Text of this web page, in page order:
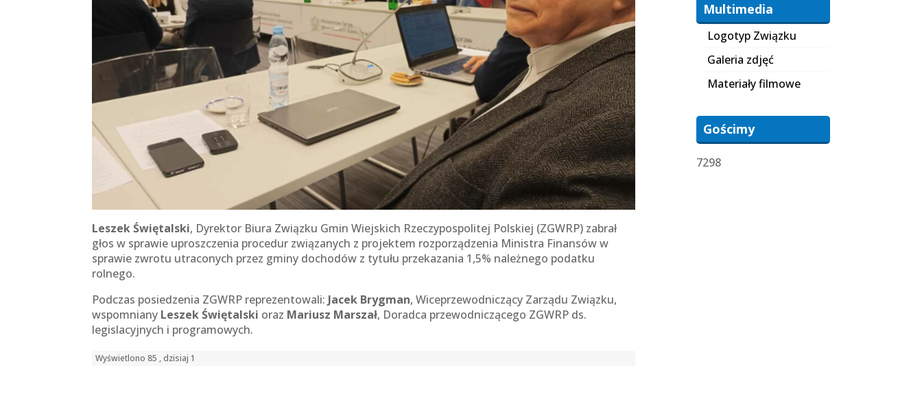
Leszek Świętalski, Dyrektor Biura Związku Gmin Wiejskich Rzeczypospolitej Polskiej (ZGWRP) zabrał
głos w sprawie uproszczenia procedur związanych z projektem rozporządzenia Ministra Finansów w
sprawie zwrotu utraconych przez gminy dochodów z tytułu przekazania 1,5% należnego podatku
rolnego.
Podczas posiedzenia ZGWRP reprezentowali: Jacek Brygman, Wiceprzewodniczący Zarządu Związku,
wspomniany Leszek Świętalski oraz Mariusz Marszał, Doradca przewodniczącego ZGWRP ds.
legislacyjnych i programowych.
Wyświetlono 85 , dzisiaj 1
Multimedia
Logotyp Związku
Galeria zdjęć
Materiały filmowe
Gościmy
7298